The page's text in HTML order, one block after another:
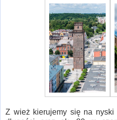
Z wież kierujemy się na nyski